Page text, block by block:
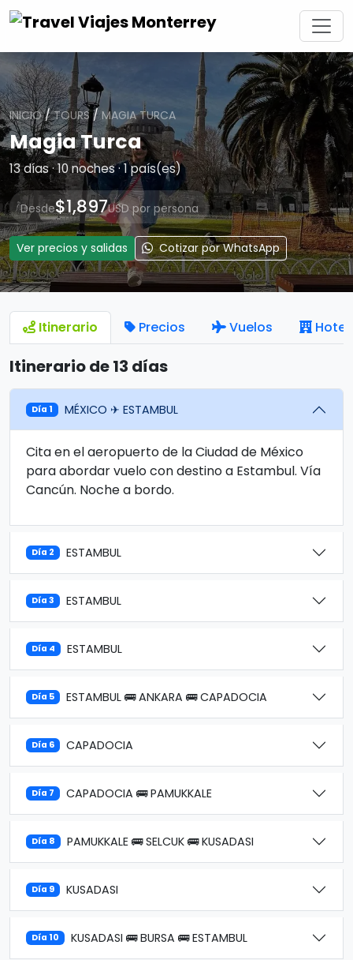
INICIO/TOURS/ MAGIA TURCA
Magia Turca
13 días · 10 noches · 1 país(es)
Desde$1,897USD por persona
Ver precios y salidas Cotizar por WhatsApp
Itinerario Precios Vuelos
Itinerario de 13 días
Día 1 MÉXICO ✈ ESTAMBUL
Cita en el aeropuerto de la Ciudad de México
para abordar vuelo con destino a Estambul. Vía
Cancún. Noche a bordo.
Día 2 ESTAMBUL
Día 3 ESTAMBUL
Día 4 ESTAMBUL
Día 5 ESTAMBUL 🚌 ANKARA 🚌 CAPADOCIA
Día 6 CAPADOCIA
Día 7 CAPADOCIA 🚌 PAMUKKALE
Día 8 PAMUKKALE 🚌 SELCUK 🚌 KUSADASI
Día 9 KUSADASI
Día 10 KUSADASI 🚌 BURSA 🚌 ESTAMBUL